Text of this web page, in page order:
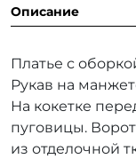
Описание
Платье с
Рукав на
На кокетке
пуговицы.
из отделочной